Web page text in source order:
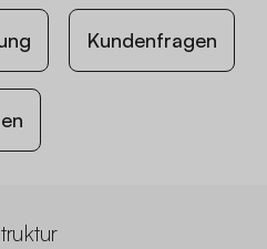
Kundenfragen